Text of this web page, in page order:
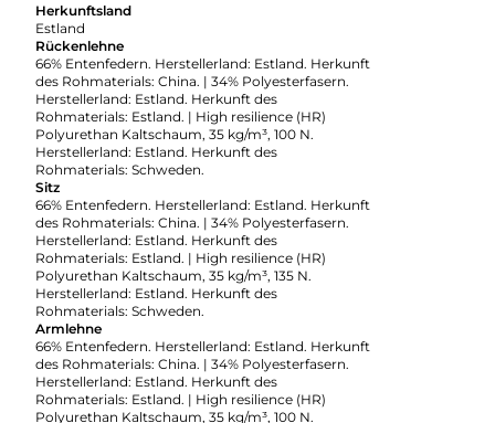
Herkunftsland
Estland
Rückenlehne
66% Entenfedern. Herstellerland: Estland. Herkunft
des Rohmaterials: China. | 34% Polyesterfasern.
Herstellerland: Estland. Herkunft des
Rohmaterials: Estland. | High resilience (HR)
Polyurethan Kaltschaum, 35 kg/m³, 100 N.
Herstellerland: Estland. Herkunft des
Rohmaterials: Schweden.
Sitz
66% Entenfedern. Herstellerland: Estland. Herkunft
des Rohmaterials: China. | 34% Polyesterfasern.
Herstellerland: Estland. Herkunft des
Rohmaterials: Estland. | High resilience (HR)
Polyurethan Kaltschaum, 35 kg/m³, 135 N.
Herstellerland: Estland. Herkunft des
Rohmaterials: Schweden.
Armlehne
66% Entenfedern. Herstellerland: Estland. Herkunft
des Rohmaterials: China. | 34% Polyesterfasern.
Herstellerland: Estland. Herkunft des
Rohmaterials: Estland. | High resilience (HR)
Polyurethan Kaltschaum, 35 kg/m³, 100 N.